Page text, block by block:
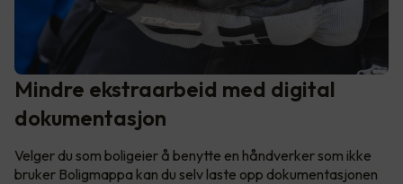
Mindre ekstraarbeid med digital
dokumentasjon
Velger du som boligeier å benytte en håndverker som ikke
bruker Boligmappa kan du selv laste opp dokumentasjonen